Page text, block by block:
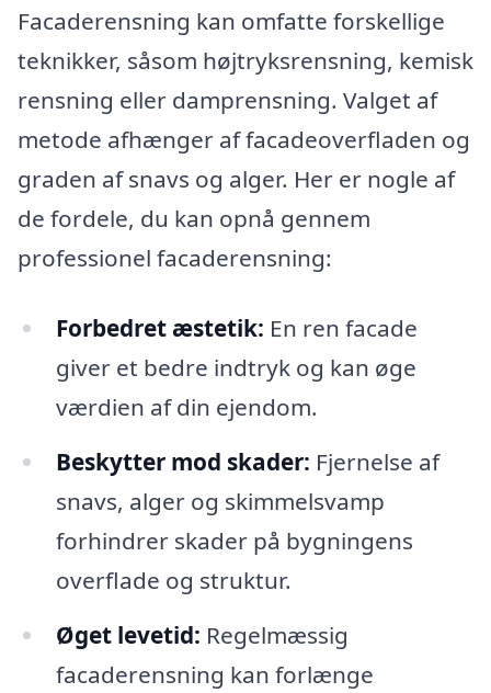
Facaderensning kan omfatte forskellige
teknikker, såsom højtryksrensning, kemisk
rensning eller damprensning. Valget af
metode afhænger af facadeoverfladen og
graden af snavs og alger. Her er nogle af
de fordele, du kan opnå gennem
professionel facaderensning:
Forbedret æstetik: En ren facade
giver et bedre indtryk og kan øge
værdien af din ejendom.
Beskytter mod skader: Fjernelse af
snavs, alger og skimmelsvamp
forhindrer skader på bygningens
overflade og struktur.
Øget levetid: Regelmæssig
facaderensning kan forlænge